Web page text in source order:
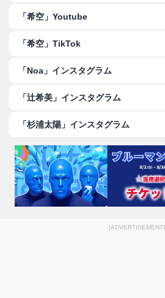
「希空」Youtube
「希空」TikTok
「Noa」インスタグラム
「辻希美」インスタグラム
「杉浦太陽」インスタグラム
[ADVERTISEMENT]